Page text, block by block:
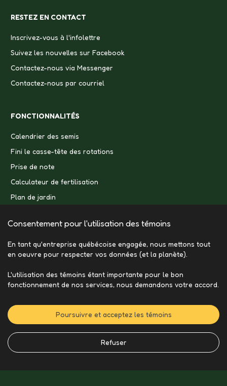
RESTEZ EN CONTACT
Inscrivez-vous à l'infolettre
Suivez les nouvelles sur Facebook
Contactez-nous via Messenger
Contactez-nous par courriel
FONCTIONNALITÉS
Calendrier des semis
Fini le casse-tête des rotations
Prise de note
Calculateur de fertilisation
Plan de jardin
Consentement pour l'utilisation des témoins
En tant qu'entreprise québécoise engagée, nous mettons tout
en oeuvre pour respecter vos données (et la planète).
L'utilisation des témoins étant importante pour le bon
fonctionnement de nos services, nous demandons votre accord.
Poursuivre et acceptez les témoins
Refuser